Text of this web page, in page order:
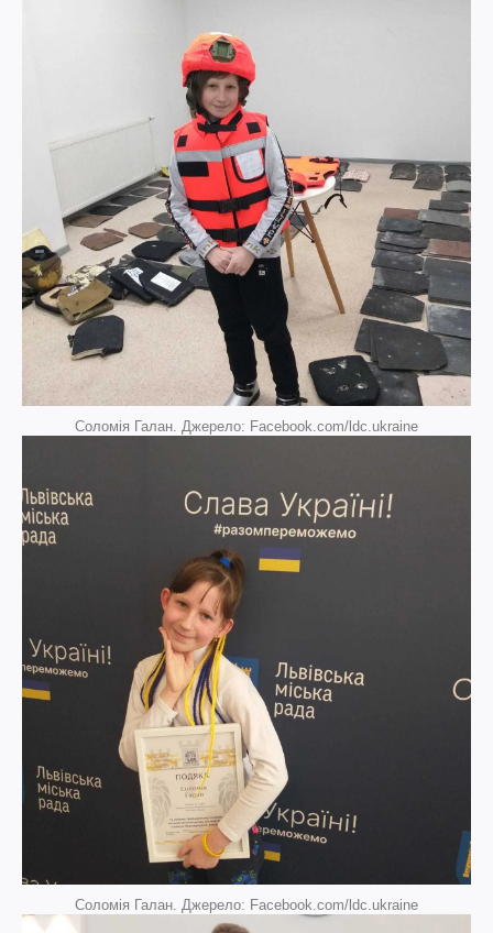
Соломія Галан. Джерело: Facebook.com/ldc.ukraine
Соломія Галан. Джерело: Facebook.com/ldc.ukraine